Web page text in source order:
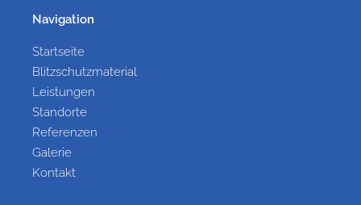
Navigation
Startseite
Blitzschutzmaterial
Leistungen
Standorte
Referenzen
Galerie
Kontakt